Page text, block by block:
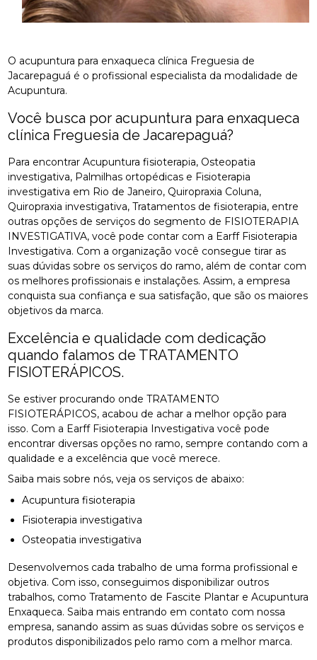
O acupuntura para enxaqueca clínica Freguesia de
Jacarepaguá é o profissional especialista da modalidade de
Acupuntura.
Você busca por acupuntura para enxaqueca
clínica Freguesia de Jacarepaguá?
Para encontrar Acupuntura fisioterapia, Osteopatia
investigativa, Palmilhas ortopédicas e Fisioterapia
investigativa em Rio de Janeiro, Quiropraxia Coluna,
Quiropraxia investigativa, Tratamentos de fisioterapia, entre
outras opções de serviços do segmento de FISIOTERAPIA
INVESTIGATIVA, você pode contar com a Earff Fisioterapia
Investigativa. Com a organização você consegue tirar as
suas dúvidas sobre os serviços do ramo, além de contar com
os melhores profissionais e instalações. Assim, a empresa
conquista sua confiança e sua satisfação, que são os maiores
objetivos da marca.
Excelência e qualidade com dedicação
quando falamos de TRATAMENTO
FISIOTERÁPICOS.
Se estiver procurando onde TRATAMENTO
FISIOTERÁPICOS, acabou de achar a melhor opção para
isso. Com a Earff Fisioterapia Investigativa você pode
encontrar diversas opções no ramo, sempre contando com a
qualidade e a excelência que você merece.
Saiba mais sobre nós, veja os serviços de abaixo:
Acupuntura fisioterapia
Fisioterapia investigativa
Osteopatia investigativa
Desenvolvemos cada trabalho de uma forma profissional e
objetiva. Com isso, conseguimos disponibilizar outros
trabalhos, como Tratamento de Fascite Plantar e Acupuntura
Enxaqueca. Saiba mais entrando em contato com nossa
empresa, sanando assim as suas dúvidas sobre os serviços e
produtos disponibilizados pelo ramo com a melhor marca.